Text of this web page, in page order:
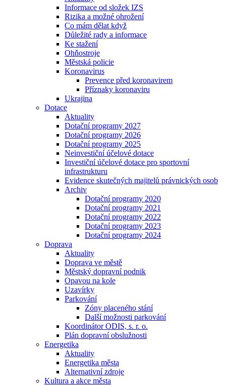
Informace od složek IZS
Rizika a možné ohrožení
Co mám dělat když
Důležité rady a informace
Ke stažení
Ohňostroje
Městská policie
Koronavirus
Prevence před koronavirem
Příznaky koronaviru
Ukrajina
Dotace
Aktuality
Dotační programy 2027
Dotační programy 2026
Dotační programy 2025
Neinvestiční účelové dotace
Investiční účelové dotace pro sportovní
infrastrukturu
Evidence skutečných majitelů právnických osob
Archiv
Dotační programy 2020
Dotační programy 2021
Dotační programy 2022
Dotační programy 2023
Dotační programy 2024
Doprava
Aktuality
Doprava ve městě
Městský dopravní podnik
Opavou na kole
Uzavírky
Parkování
Zóny placeného stání
Další možnosti parkování
Koordinátor ODIS, s. r. o.
Plán dopravní obslužnosti
Energetika
Aktuality
Energetika města
Alternativní zdroje
Kultura a akce města